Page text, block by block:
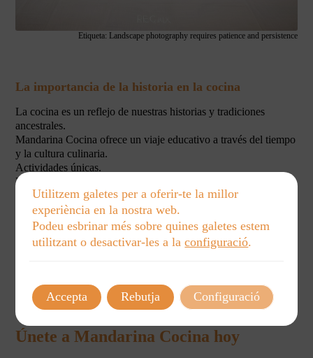
Etiqueta: Landscape photography requires patience and persistence
La importancia de la historia en la cocina
La cocina es un reflejo de nuestras historias y tradiciones
ancestrales.
Mandarina Cocina ofrece un viaje educativo a través del tiempo
y la cultura culinaria.
Actividades únicas.
Nuestros talleres están diseñados para inspirar y educar tanto a
niños como a adultos.
Fomenta el aprendizaje en familia mientras exploras
nuevas culturas culinarias juntos.
Ilustraciones y diseños exclusivos complementan cada taller,
capturando la esencia cultural de la cocina.
Únete a Mandarina Cocina hoy
Utilitzem galetes per a oferir-te la millor
experiència en la nostra web.
Podeu esbrinar més sobre quines galetes estem
utilitzant o desactivar-les a laconfiguració.
Accepta Rebutja Configuració